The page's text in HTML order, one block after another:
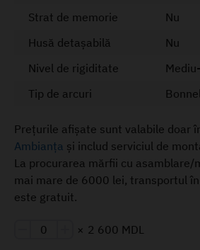
Strat de memorie
Nu
Husă detașabilă
Nu
Nivel de rigiditate
Tip de arcuri
Prețurile afișate sunt valabile doar
Ambianța și includ serviciul de
La procurarea mărfii cu asamblare/
mai mare de 6000 lei, transportul
este gratuit.
× 2 600 MDL